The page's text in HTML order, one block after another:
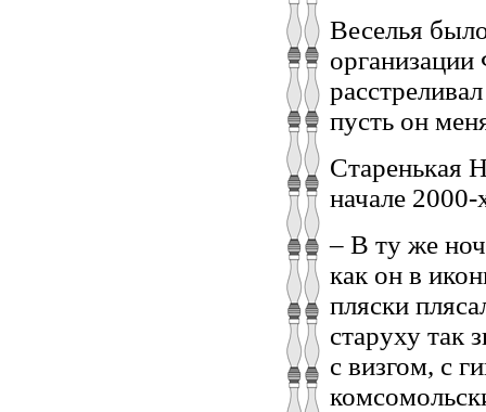
Веселья
пусть он
Старенькая
начале
– В ту же
как он в
пляски
старуху так
с визгом, с